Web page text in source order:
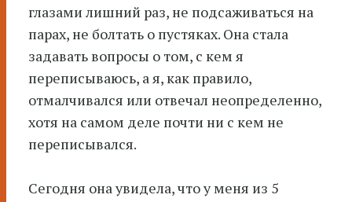
глазами лишний раз, не подсаживаться на
парах, не болтать о пустяках. Она стала
задавать вопросы о том, с кем я
переписываюсь, а я, как правило,
отмалчивался или отвечал неопределенно,
хотя на самом деле почти ни с кем не
переписывался.
Сегодня она увидела, что у меня из 5